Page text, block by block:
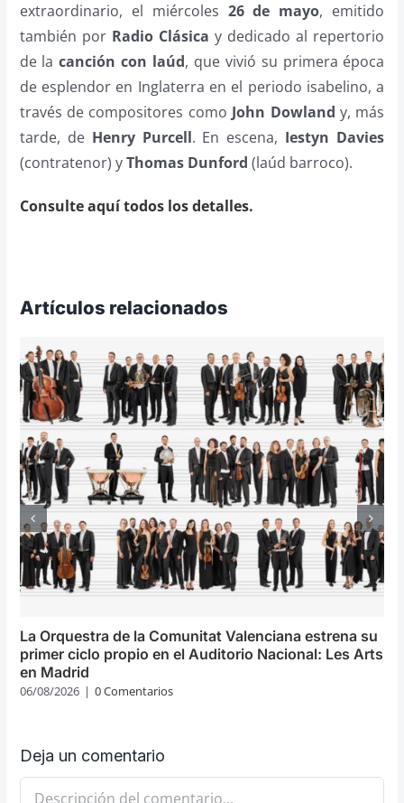
extraordinario, el miércoles 26 de mayo, emitido
también por Radio Clásica y dedicado al repertorio
de lacanción con laúd, que vivió su primera época
de esplendor en Inglaterra en el periodo isabelino, a
través de compositores como John Dowland y, más
tarde, de Henry Purcell. En escena, Iestyn Davies
(contratenor) yThomas Dunford (laúd barroco).
Consulte aquí todos los detalles.
Artículos relacionados
La Orquestra de la Comunitat Valenciana estrena su
primer ciclo propio en el Auditorio Nacional: Les Arts
en Madrid
06/08/2026 | 0 Comentarios
Deja un comentario
Comentario